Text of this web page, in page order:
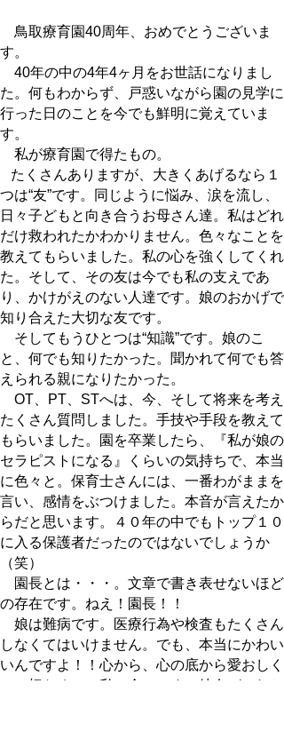
鳥取療育園40周年、おめでとうございま
す。
40年の中の4年4ヶ月をお世話になりまし
た。何もわからず、戸惑いながら園の見学に
行った日のことを今でも鮮明に覚えていま
す。
私が療育園で得たもの。
たくさんありますが、大きくあげるなら１
つは“友”です。同じように悩み、涙を流し、
日々子どもと向き合うお母さん達。私はどれ
だけ救われたかわかりません。色々なことを
教えてもらいました。私の心を強くしてくれ
た。そして、その友は今でも私の支えであ
り、かけがえのない人達です。娘のおかげで
知り合えた大切な友です。
そしてもうひとつは“知識”です。娘のこ
と、何でも知りたかった。聞かれて何でも答
えられる親になりたかった。
OT、PT、STへは、今、そして将来を考え
たくさん質問しました。手技や手段を教えて
もらいました。園を卒業したら、『私が娘の
セラピストになる』くらいの気持ちで、本当
に色々と。保育士さんには、一番わがままを
言い、感情をぶつけました。本音が言えたか
らだと思います。４０年の中でもトップ１０
に入る保護者だったのではないでしょうか
（笑）
園長とは・・・。文章で書き表せないほど
の存在です。ねえ！園長！！
娘は難病です。医療行為や検査もたくさん
しなくてはいけません。でも、本当にかわい
いんですよ！！心から、心の底から愛おしく
て、切なくて、私の全てです。彼女がこれか